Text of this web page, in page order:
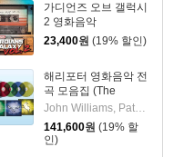
가디언즈 오브 갤럭시
2 영화음악
(Guardians Of The
OST)
23,400원 (19% 할인)
해리포터 영화음악 전
곡 모음집 (The
Complete Harry
Potter Film Music
Collection) [컬러
4LP]
John Williams, Patrick Doyle, Nicholas Hooper, Alexandre Desplat
141,600원 (19% 할
인)